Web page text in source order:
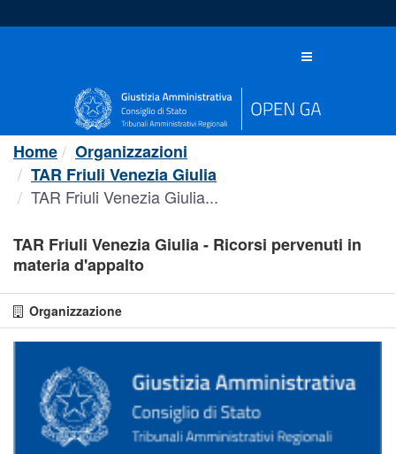
al
Toggle
Home
Organizzazioni
TAR Friuli Venezia Giulia
TAR Friuli Venezia Giulia...
TAR Friuli Venezia Giulia - Ricorsi pervenuti in
materia d'appalto
Organizzazione